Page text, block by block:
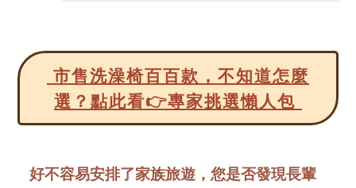
市售洗澡椅百百款，不知道怎麼
選？點此看👉專家挑選懶人包
好不容易安排了家族旅遊，您是否發現長輩